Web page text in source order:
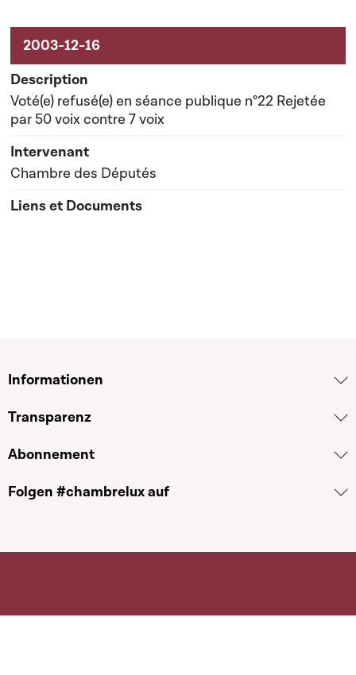
Voté(e) refusé(e) en séance publique n°22 Rejetée
par 50 voix contre 7 voix
Chambre des Députés
Informationen
Transparenz
Abonnement
Folgen #chambrelux auf